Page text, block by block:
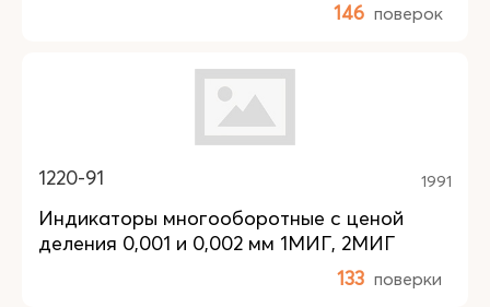
146 поверок
1220-91 1991
Индикаторы многооборотные с ценой
деления 0,001 и 0,002 мм 1МИГ, 2МИГ
133 поверки